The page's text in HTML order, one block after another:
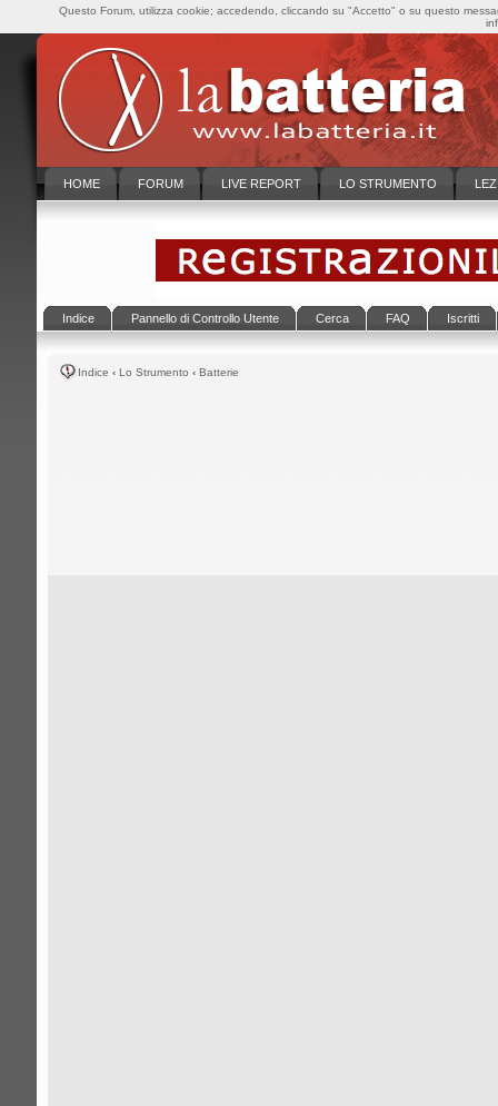
HOME FORUM LIVE REPORT LO STRUMENTO
Indice Pannello di Controllo Utente Cerca FAQ Iscritti
Indice ‹ Lo Strumento ‹ Batterie
Questo Forum, utilizza cookie; accedendo, cliccando su "Accetto" o su questo